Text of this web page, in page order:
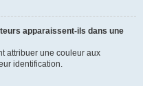
apparaissent-ils dans une
attribuer une couleur aux
identification.